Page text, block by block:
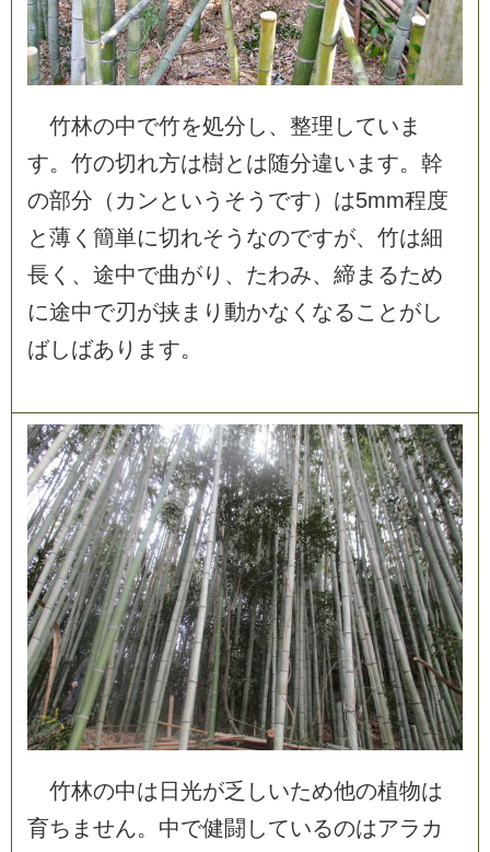
竹林の中で竹を処分 し 、 整理 してい ま
す。 竹の切れ方は樹と は随分違い ま す。 幹
の部分 （ カ ンと いう そ う です） は5mm程度
と薄 く 簡単に切れそ う なのですが、 竹は細
長 く 、 途中で曲がり 、 たわみ、 締 ま るため
に途中で刃が挟ま り 動かな く なるこ と がし
ばしばあ り ま す。
竹林の中は 日 光が乏 しいため他の植物は
育ち ま せん。 中で健闘 しているのはアラ カ